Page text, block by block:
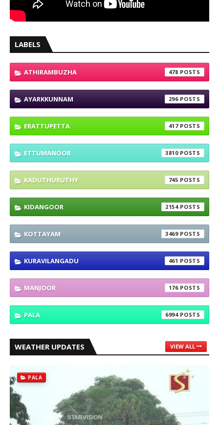
LABELS
ATHIRAMBUZHA 478
AYARKKUNNAM 296
ERATTUPETTA 417
ETTUMANOOR 3810
KADUTHURUTHY 745
KIDANGOOR 2154
KOTTAYAM 3469
KURAVILANGADU 461
MANJOOR 176
PALA 6994
WEATHER UPDATES VIEW ALL
PALA